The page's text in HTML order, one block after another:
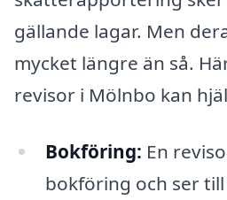
gällande lagar. Men
mycket längre än så.
revisor i Mölnbo kan
Bokföring: En
bokföring och ser